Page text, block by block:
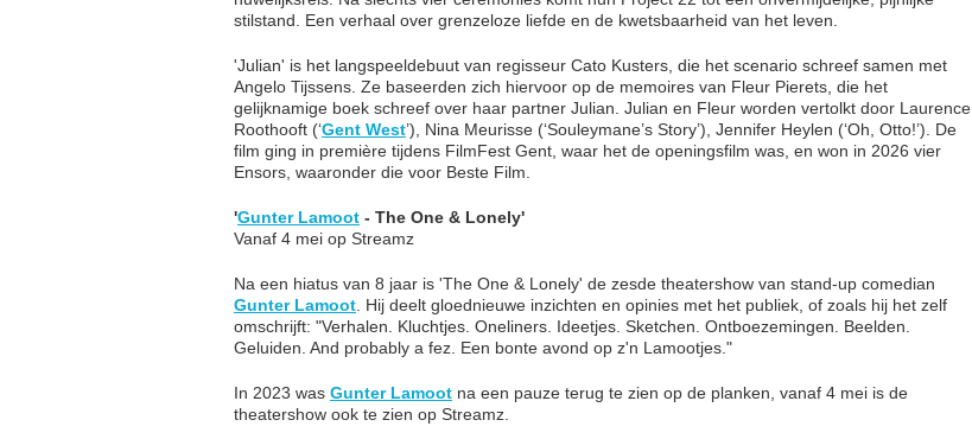
stilstand. Een verhaal over grenzeloze liefde en de kwetsbaarheid van het leven.
'Julian' is het langspeeldebuut van regisseur Cato Kusters, die het scenario schreef samen met
Angelo Tijssens. Ze baseerden zich hiervoor op de memoires van Fleur Pierets, die het
gelijknamige boek schreef over haar partner Julian. Julian en Fleur worden vertolkt door Laurence
Roothooft (‘Gent West’), Nina Meurisse (‘Souleymane’s Story’), Jennifer Heylen (‘Oh, Otto!’). De
film ging in première tijdens FilmFest Gent, waar het de openingsfilm was, en won in 2026 vier
Ensors, waaronder die voor Beste Film.
'Gunter Lamoot - The One & Lonely'
Vanaf 4 mei op Streamz
Na een hiatus van 8 jaar is 'The One & Lonely' de zesde theatershow van stand-up comedian
Gunter Lamoot . Hij deelt gloednieuwe inzichten en opinies met het publiek, of zoals hij het zelf
omschrijft: "Verhalen. Kluchtjes. Oneliners. Ideetjes. Sketchen. Ontboezemingen. Beelden.
Geluiden. And probably a fez. Een bonte avond op z'n Lamootjes."
In 2023 was Gunter Lamoot na een pauze terug te zien op de planken, vanaf 4 mei is de
theatershow ook te zien op Streamz.